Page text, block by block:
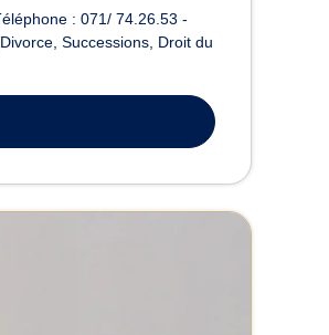
: 071/ 74.26.53 -
Successions, Droit du